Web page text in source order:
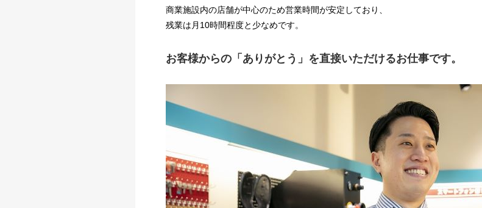
商業施設内の店舗が中心のため営業時間が安定しており、
残業は月10時間程度と少なめです。
お客様からの「ありがとう」を直接いただけるお仕事です。